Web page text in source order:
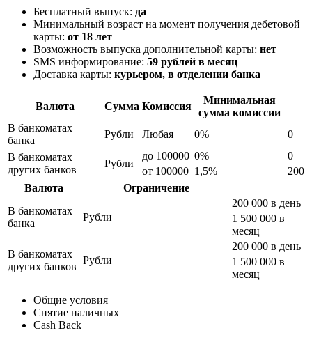
Бесплатный выпуск: да
Минимальный возраст на момент получения дебетовой
карты: от 18 лет
Возможность выпуска дополнительной карты: нет
SMS информирование: 59 рублей в месяц
Доставка карты: курьером, в отделении банка
Валюта Сумма Комиссия
Минимальная
сумма комиссии
В банкоматах
банка
Рубли Любая 0%
0
В банкоматах
других банков
Рубли
до 100000 0%
0
от 100000 1,5%
200
Валюта
Ограничение
В банкоматах
банка
Рубли
200 000 в день
1 500 000 в
месяц
В банкоматах
других банков
Рубли
200 000 в день
1 500 000 в
месяц
Общие условия
Снятие наличных
Cash Back